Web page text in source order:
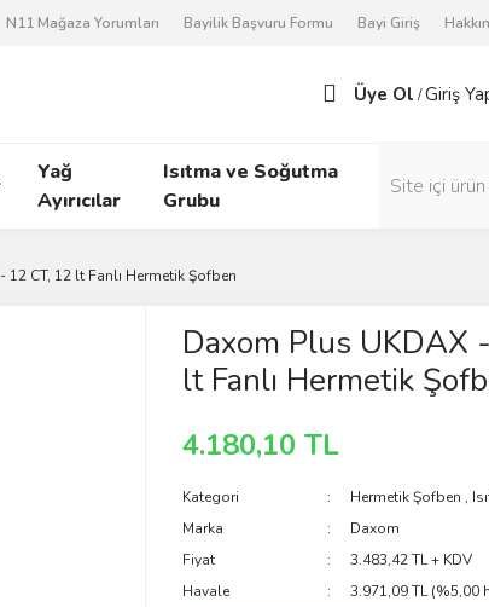
N11 Mağaza Yorumları Bayilik Başvuru Formu Bayi Giriş
Üye Ol /Giriş
Yağ
Ayırıcılar
Isıtma ve Soğutma
Grubu
CT, 12 lt Fanlı Hermetik Şofben
Daxom Plus UKDAX
lt Fanlı Hermetik
4.180,10 TL
Kategori Hermetik Şofben ,
Marka
Daxom
Fiyat
3.483,42 TL + KDV
Havale
3.971,09 TL (%5,00